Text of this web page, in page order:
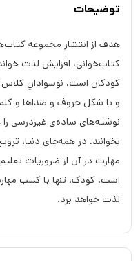
توضیحات
هدف از انتشار مجموعه
کتاب‌خوانی، افزایش لذت
کودکان است. نوسوادانِ کلاس
و با شکل حروف و صداها و
نوشته‌های ساده‌ی غیردرسی
بخوانند. در همه‌جای دنیا،
مهارت در آن از ضروریات
است. کودک، تنها با کسب
لذت خواهد برد.